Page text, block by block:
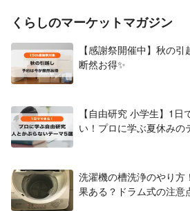
くらしのマーケットマガジン
【感謝祭開催中】秋の
断然お得✨
【自由研究 小学生】1
い！プロに学ぶ夏休みの
洗濯機の槽洗浄のやり方
果ある？ドラム式の注意